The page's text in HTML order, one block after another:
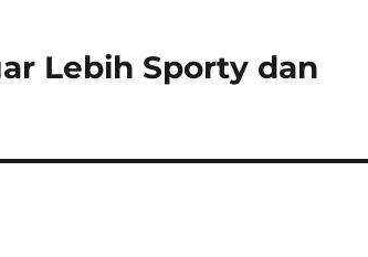
Lebih Sporty dan